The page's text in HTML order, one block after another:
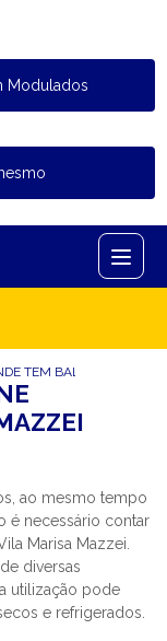
Modulados
DE VIDRO
TEM BALCAO VITRINE
ao mesmo tempo
é necessário contar
Marisa Mazzei.
diversas
utilização pode
e refrigerados.